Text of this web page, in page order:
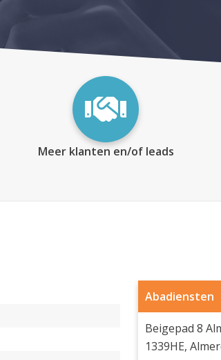
Meer klanten en/of leads
Abadiensten
Beigepad 8
1339HE,